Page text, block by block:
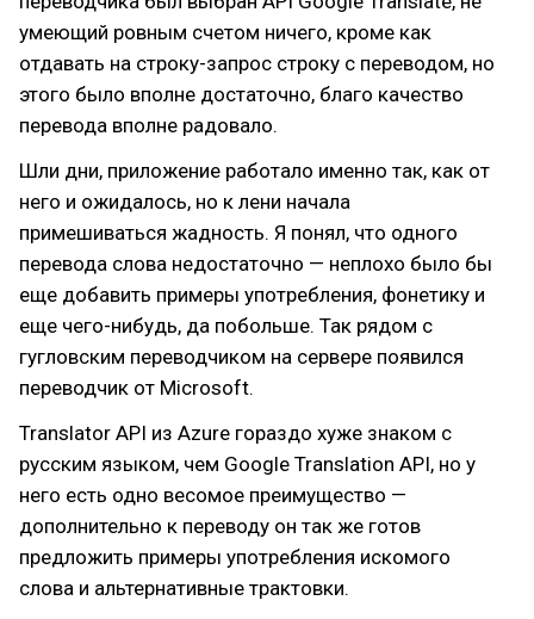
умеющий ровным счетом ничего, кроме как
отдавать на строку-запрос строку с переводом, но
этого было вполне достаточно, благо качество
перевода вполне радовало.
Шли дни, приложение работало именно так, как от
него и ожидалось, но к лени начала
примешиваться жадность. Я понял, что одного
перевода слова недостаточно — неплохо было бы
еще добавить примеры употребления, фонетику и
еще чего-нибудь, да побольше. Так рядом с
гугловским переводчиком на сервере появился
переводчик от Microsoft.
Translator API из Azure гораздо хуже знаком с
русским языком, чем Google Translation API, но у
него есть одно весомое преимущество —
дополнительно к переводу он так же готов
предложить примеры употребления искомого
слова и альтернативные трактовки.